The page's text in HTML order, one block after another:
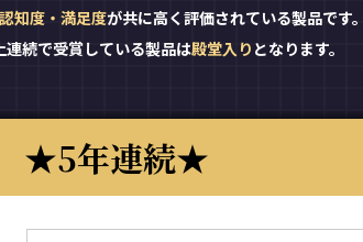
認知度・満足度が共に高く評価されている製品です
連続で受賞している製品は殿堂入り となります。
5年連続